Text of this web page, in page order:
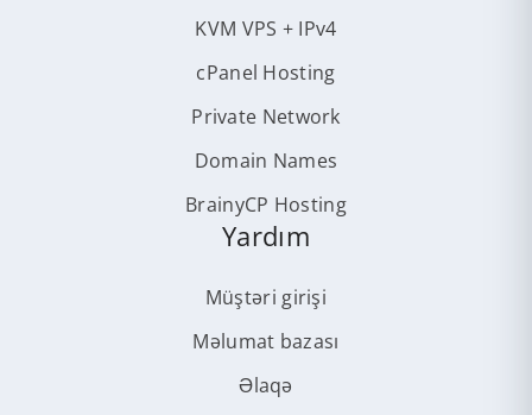
KVM VPS + IPv4
cPanel Hosting
Private Network
Domain Names
BrainyCP Hosting
Yardım
Müştəri girişi
Məlumat bazası
Əlaqə